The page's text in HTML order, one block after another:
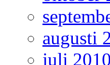
augusti
juli 2010